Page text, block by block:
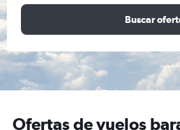
Buscar
Ofertas de vuelos